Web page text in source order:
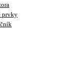
prvky